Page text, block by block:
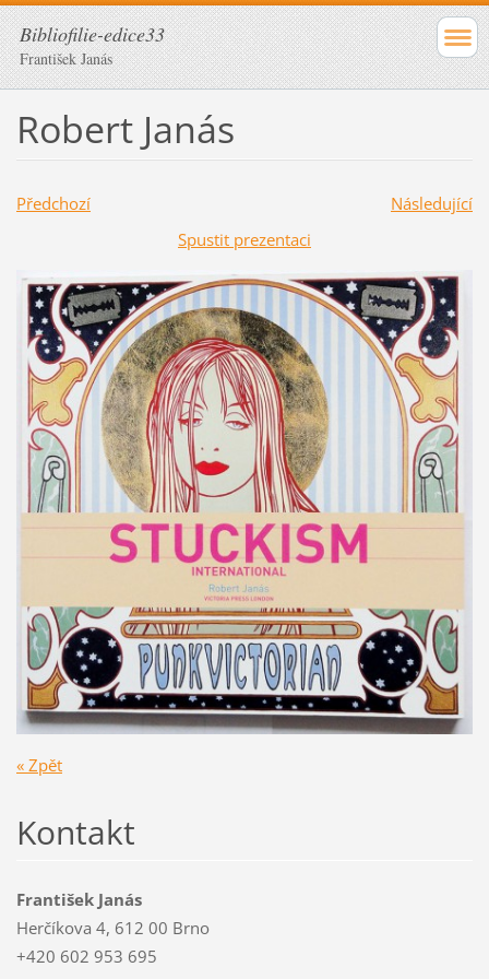
Bibliofilie-edice33
František Janás
Robert Janás
Předchozí
Následující
Spustit prezentaci
« Zpět
Kontakt
František Janás
Herčíkova 4, 612 00 Brno
+420 602 953 695